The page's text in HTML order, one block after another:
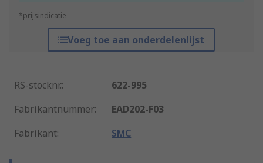
*prijsindicatie
Voeg toe aan onderdelenlijst
RS-stocknr.:
622-995
Fabrikantnummer:
EAD202-F03
Fabrikant: SMC